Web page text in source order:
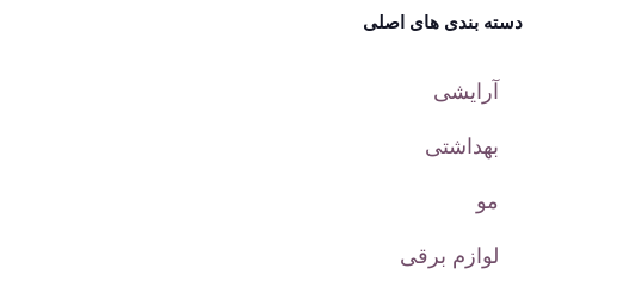
دسته بندی های اصلی
آرایشی
بهداشتی
مو
لوازم برقی